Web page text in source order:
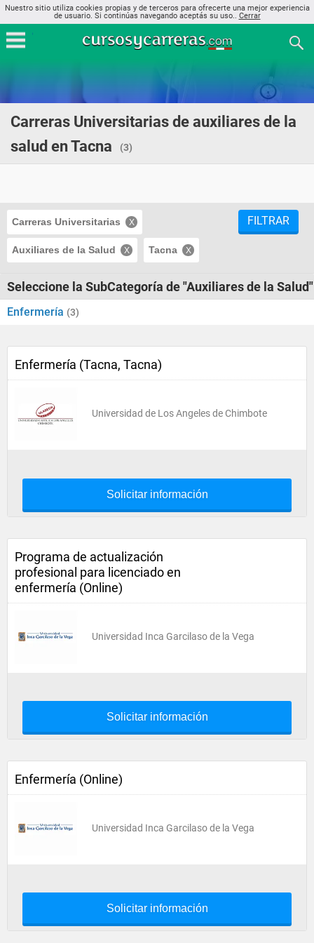
Nuestro sitio utiliza cookies propias y de terceros para ofrecerte una mejor experiencia
de usuario. Si continúas navegando aceptás su uso.. Cerrar
Carreras Universitarias de auxiliares de la
salud en Tacna
(3)
Carreras Universitarias
Auxiliares de la Salud Tacna
FILTRAR
Seleccione la SubCategoría de "Auxiliares de la Salud"
Enfermería (3)
Enfermería (Tacna, Tacna)
Universidad de Los Angeles de Chimbote
Solicitar información
Programa de actualización
profesional para licenciado en
enfermería (Online)
Universidad Inca Garcilaso de la Vega
Solicitar información
Enfermería (Online)
Universidad Inca Garcilaso de la Vega
Solicitar información